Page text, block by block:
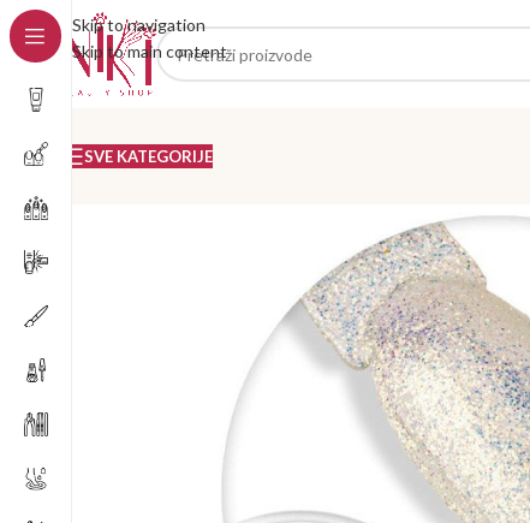
Skip to navigation
Skip to main content
SVE KATEGORIJE